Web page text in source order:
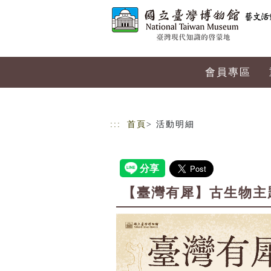
會員專區
::: 首頁 > 活動明細
【臺灣有犀】古生物